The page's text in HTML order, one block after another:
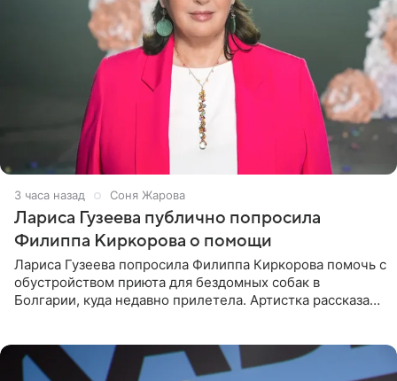
3 часа назад Соня Жарова
Лариса Гузеева публично попросила
Филиппа Киркорова о помощи
Лариса Гузеева попросила Филиппа Киркорова помочь с
обустройством приюта для бездомных собак в
Болгарии, куда недавно прилетела. Артистка рассказала